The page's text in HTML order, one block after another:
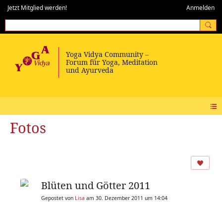
Jetzt Mitglied werden! Anmelden
Fotos
Blüten und Götter 2011
Gepostet von Lisa am 30. Dezember 2011 um 14:04